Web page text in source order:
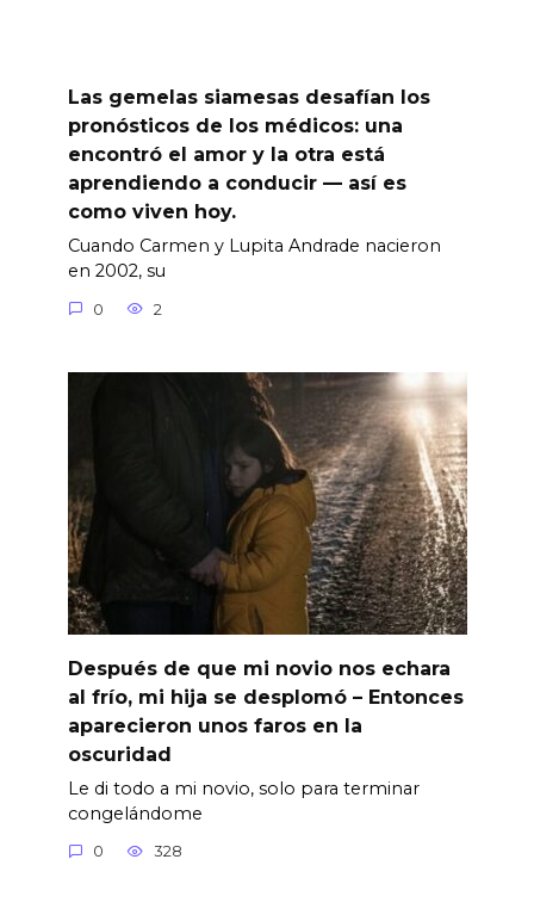
Las gemelas siamesas desafían los
pronósticos de los médicos: una
encontró el amor y la otra está
aprendiendo a conducir — así es
como viven hoy.
Cuando Carmen y Lupita Andrade nacieron
en 2002, su
0 2
Después de que mi novio nos echara
al frío, mi hija se desplomó – Entonces
aparecieron unos faros en la
oscuridad
Le di todo a mi novio, solo para terminar
congelándome
0 328